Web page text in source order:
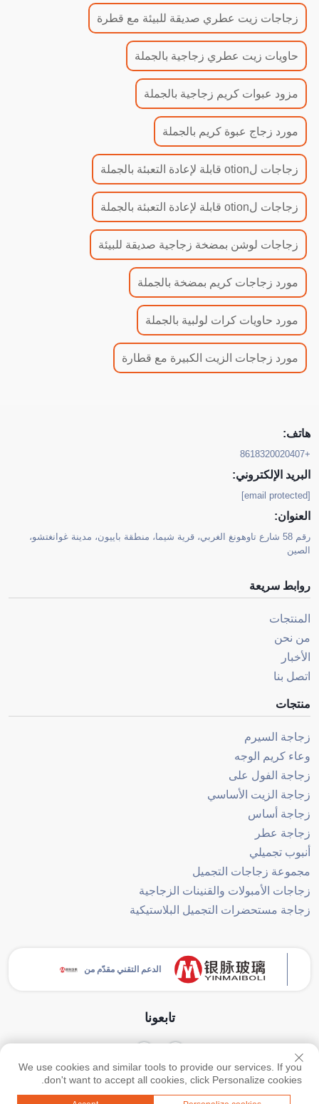
زجاجات زيت عطري صديقة للبيئة مع قطرة
حاويات زيت عطري زجاجية بالجملة
مزود عبوات كريم زجاجية بالجملة
مورد زجاج عبوة كريم بالجملة
زجاجات لotion قابلة لإعادة التعبئة بالجملة
زجاجات لotion قابلة لإعادة التعبئة بالجملة
زجاجات لوشن بمضخة زجاجية صديقة للبيئة
مورد زجاجات كريم بمضخة بالجملة
مورد حاويات كرات لولبية بالجملة
مورد زجاجات الزيت الكبيرة مع قطارة
هاتف:
+8618320020407
البريد الإلكتروني:
[email protected]
العنوان:
رقم 58 شارع تاوهونغ الغربي، قرية شيما، منطقة باييون، مدينة غوانغتشو،
الصين
روابط سريعة
المنتجات
من نحن
الأخبار
اتصل بنا
منتجات
زجاجة السيرم
وعاء كريم الوجه
زجاجة الفول على
زجاجة الزيت الأساسي
زجاجة أساس
زجاجة عطر
أنبوب تجميلي
مجموعة زجاجات التجميل
زجاجات الأمبولات والقنينات الزجاجية
زجاجة مستحضرات التجميل البلاستيكية
الدعم التقني مقدّم من
تابعونا
حقوق النشر © جميع الحقوق محفوظة لشركة قوانغتشو يينماي للمنتجات الزجاجية
المحدودة -سياسة الخصوصية-المدونة
We use cookies and similar tools to provide our services. If you
don't want to accept all cookies, click Personalize cookies.